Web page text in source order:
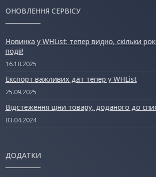
ОНОВЛЕННЯ СЕРВІСУ
Новинка у WHList: тепер видно, скільки
події!
16.10.2025
Експорт важливих дат тепер у WHList
25.09.2025
Відстеження ціни товару, доданого до
03.04.2024
ДОДАТКИ